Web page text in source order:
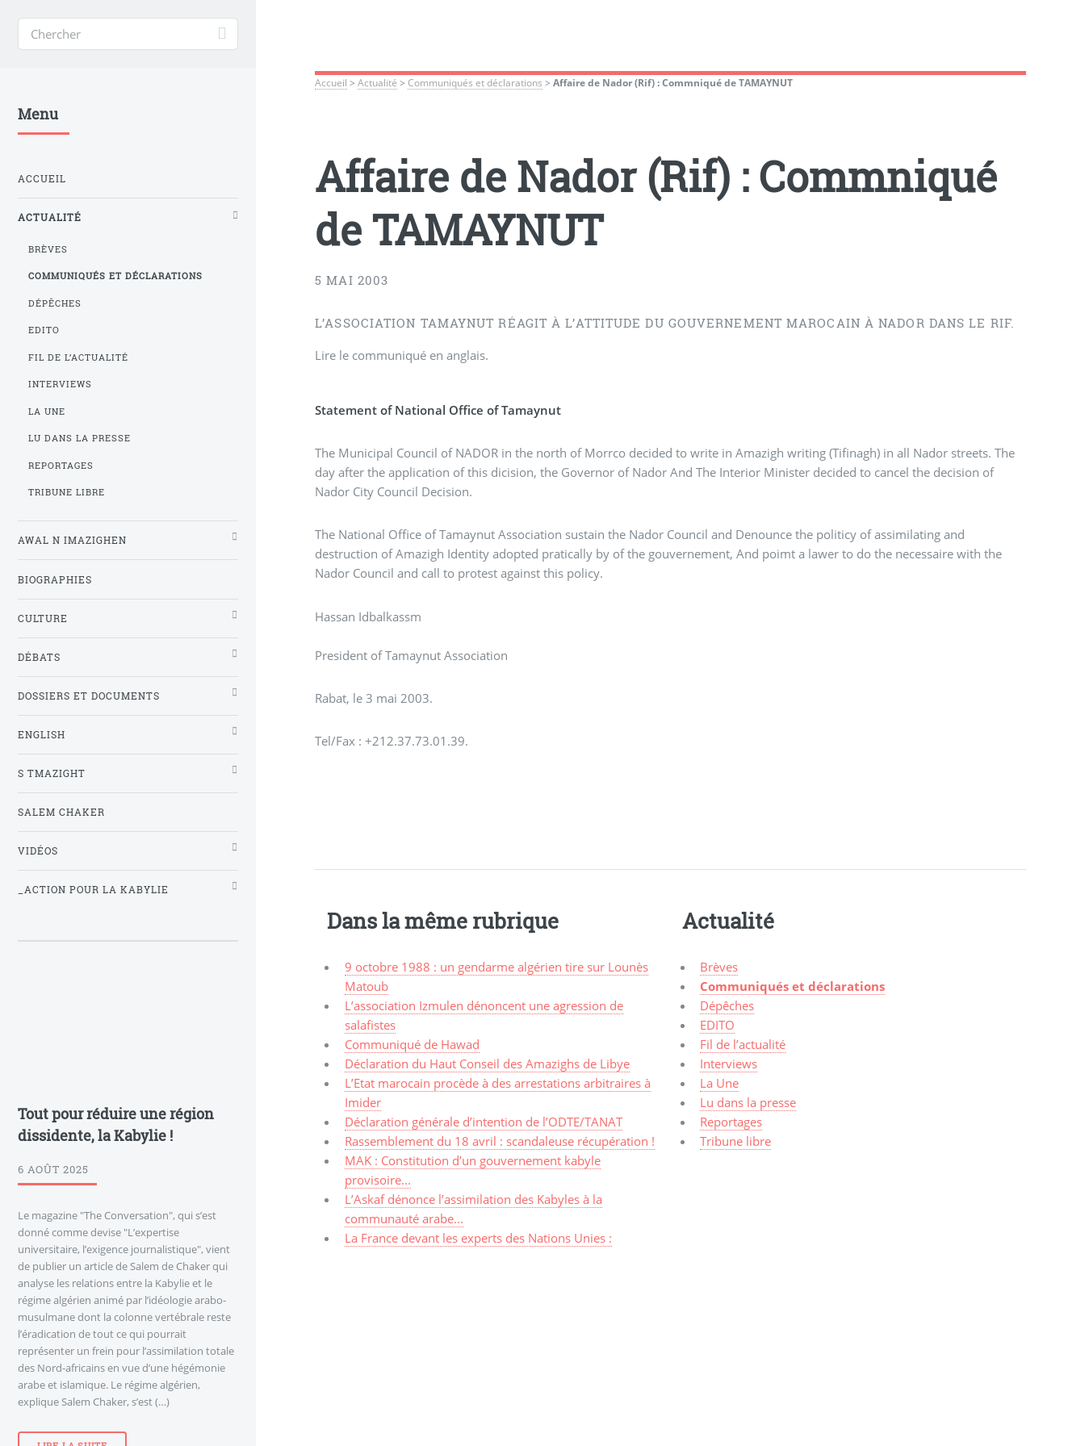
Accueil >Actualité >Communiqués et déclarations >Affaire de Nador (Rif) : Commniqué de TAMAYNUT
Affaire de Nador (Rif) : Commniqué
de TAMAYNUT
5 MAI 2003
L’ASSOCIATION TAMAYNUT RÉAGIT À L’ATTITUDE DU GOUVERNEMENT MAROCAIN À NADOR DANS LE RIF.
Lire le communiqué en anglais.
Statement of National Office of Tamaynut
The Municipal Council of NADOR in the north of Morrco decided to write in Amazigh writing (Tifinagh) in all Nador streets. The
day after the application of this dicision, the Governor of Nador And The Interior Minister decided to cancel the decision of
Nador City Council Decision.
The National Office of Tamaynut Association sustain the Nador Council and Denounce the politicy of assimilating and
destruction of Amazigh Identity adopted pratically by of the gouvernement, And poimt a lawer to do the necessaire with the
Nador Council and call to protest against this policy.
Hassan Idbalkassm
President of Tamaynut Association
Rabat, le 3 mai 2003.
Tel/Fax : +212.37.73.01.39.
Dans la même rubrique
9 octobre 1988 : un gendarme algérien tire sur Lounès
Matoub
L’association Izmulen dénoncent une agression de
salafistes
Communiqué de Hawad
Déclaration du Haut Conseil des Amazighs de Libye
L’Etat marocain procède à des arrestations arbitraires à
Imider
Déclaration générale d’intention de l’ODTE/TANAT
Rassemblement du 18 avril : scandaleuse récupération !
MAK : Constitution d’un gouvernement kabyle
provisoire...
L’Askaf dénonce l’assimilation des Kabyles à la
communauté arabe...
La France devant les experts des Nations Unies :
Actualité
Brèves
Communiqués et déclarations
Dépêches
EDITO
Fil de l’actualité
Interviews
La Une
Lu dans la presse
Reportages
Tribune libre
Menu
ACCUEIL
ACTUALITÉ
BRÈVES
COMMUNIQUÉS ET DÉCLARATIONS
DÉPÊCHES
EDITO
FIL DE L’ACTUALITÉ
INTERVIEWS
LA UNE
LU DANS LA PRESSE
REPORTAGES
TRIBUNE LIBRE
AWAL N IMAZIGHEN
BIOGRAPHIES
CULTURE
DÉBATS
DOSSIERS ET DOCUMENTS
ENGLISH
S TMAZIGHT
SALEM CHAKER
VIDÉOS
_ACTION POUR LA KABYLIE
Tout pour réduire une région
dissidente, la Kabylie !
6 AOÛT 2025
Le magazine "The Conversation", qui s’est
donné comme devise "L’expertise
universitaire, l’exigence journalistique", vient
de publier un article de Salem de Chaker qui
analyse les relations entre la Kabylie et le
régime algérien animé par l’idéologie arabo-
musulmane dont la colonne vertébrale reste
l’éradication de tout ce qui pourrait
représenter un frein pour l’assimilation totale
des Nord-africains en vue d’une hégémonie
arabe et islamique. Le régime algérien,
explique Salem Chaker, s’est (…)